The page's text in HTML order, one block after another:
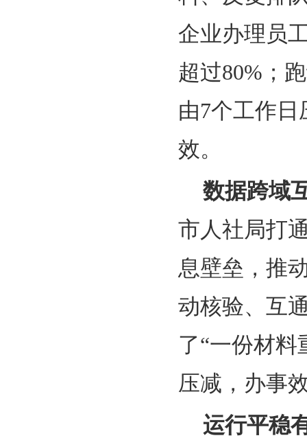
企业办理员
超过80%；
由7个工作
效。
数据跨域
市人社局打
息壁垒，推
动核验、互
了“一份材
压减，办事
运行平稳